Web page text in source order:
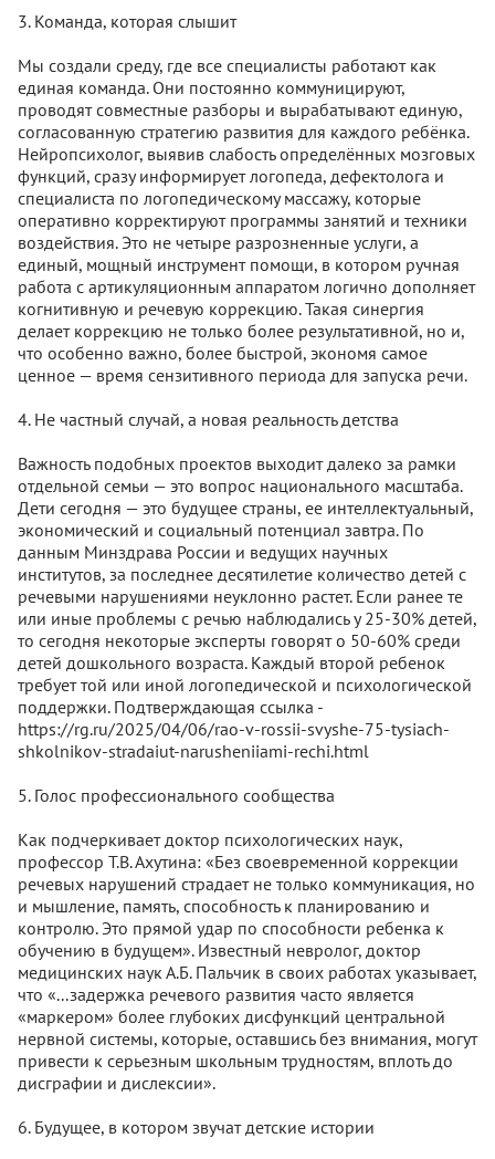
3. Команда, которая слышит
Мы создали среду, где все специалисты работают как
единая команда. Они постоянно коммуницируют,
проводят совместные разборы и вырабатывают единую,
согласованную стратегию развития для каждого ребёнка.
Нейропсихолог, выявив слабость определённых мозговых
функций, сразу информирует логопеда, дефектолога и
специалиста по логопедическому массажу, которые
оперативно корректируют программы занятий и техники
воздействия. Это не четыре разрозненные услуги, а
единый, мощный инструмент помощи, в котором ручная
работа с артикуляционным аппаратом логично дополняет
когнитивную и речевую коррекцию. Такая синергия
делает коррекцию не только более результативной, но и,
что особенно важно, более быстрой, экономя самое
ценное — время сензитивного периода для запуска речи.
4. Не частный случай, а новая реальность детства
Важность подобных проектов выходит далеко за рамки
отдельной семьи — это вопрос национального масштаба.
Дети сегодня — это будущее страны, ее интеллектуальный,
экономический и социальный потенциал завтра. По
данным Минздрава России и ведущих научных
институтов, за последнее десятилетие количество детей с
речевыми нарушениями неуклонно растет. Если ранее те
или иные проблемы с речью наблюдались у 25-30% детей,
то сегодня некоторые эксперты говорят о 50-60% среди
детей дошкольного возраста. Каждый второй ребенок
требует той или иной логопедической и психологической
поддержки. Подтверждающая ссылка -
https://rg.ru/2025/04/06/rao-v-rossii-svyshe-75-tysiach-
shkolnikov-stradaiut-narusheniiami-rechi.html
5. Голос профессионального сообщества
Как подчеркивает доктор психологических наук,
профессор Т.В. Ахутина: «Без своевременной коррекции
речевых нарушений страдает не только коммуникация, но
и мышление, память, способность к планированию и
контролю. Это прямой удар по способности ребенка к
обучению в будущем». Известный невролог, доктор
медицинских наук А.Б. Пальчик в своих работах указывает,
что «...задержка речевого развития часто является
«маркером» более глубоких дисфункций центральной
нервной системы, которые, оставшись без внимания, могут
привести к серьезным школьным трудностям, вплоть до
дисграфии и дислексии».
6. Будущее, в котором звучат детские истории